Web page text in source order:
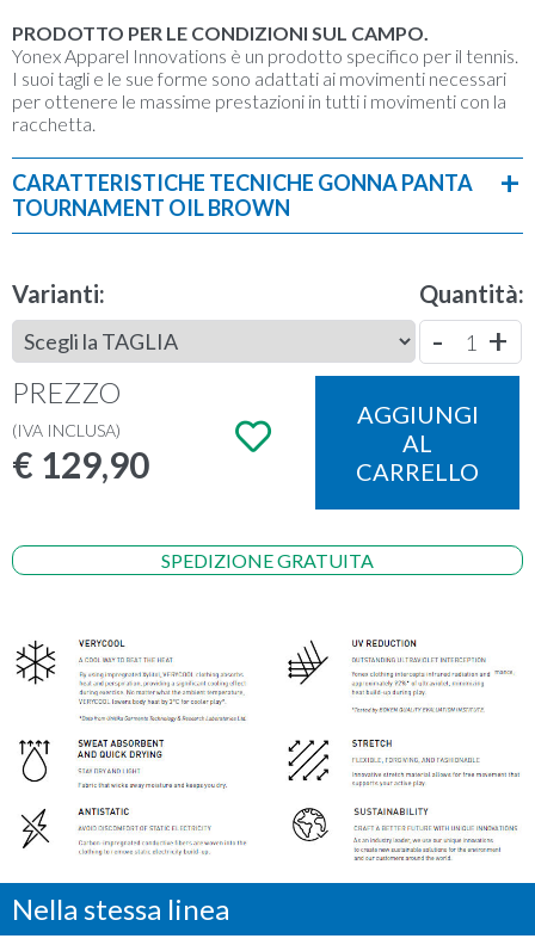
PRODOTTO PER LE CONDIZIONI SUL CAMPO.
Yonex Apparel Innovations è un prodotto specifico per il tennis.
I suoi tagli e le sue forme sono adattati ai movimenti necessari
per ottenere le massime prestazioni in tutti i movimenti con la
racchetta.
CARATTERISTICHE TECNICHE GONNA PANTA
TOURNAMENT OIL BROWN
Tecnologie:
very cool, uv-reduction, stretch, antistatic, sweat
Taglie disponibili: XS-S-M-L
Colore:Oil brown
Gonna pantalone
Varianti: Quantità:
- 1 +
PREZZO
(IVA INCLUSA)
€ 129,90
AGGIUNGI
AL
CARRELLO
SPEDIZIONE GRATUITA
Nella stessa linea